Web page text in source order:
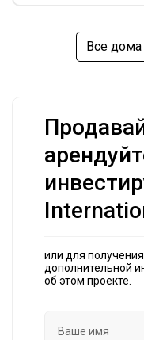
Все дома
или для получения
дополнительной
об этом проекте.